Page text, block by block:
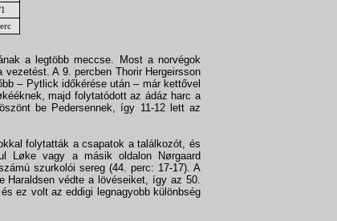
a legtöbb meccse. Most a norvégok
A 9. percben Thorir Hergeirsson
– Pytlick időkérése után – már kettővel
majd folytatódott az ádáz harc a
be Pedersennek, így 11-12 lett az
folytatták a csapatok a találkozót, és
Løke vagy a másik oldalon Nørgaard
szurkolói sereg (44. perc: 17-17). A
Haraldsen védte a lövéseiket, így az 50.
ez volt az eddigi legnagyobb különbség